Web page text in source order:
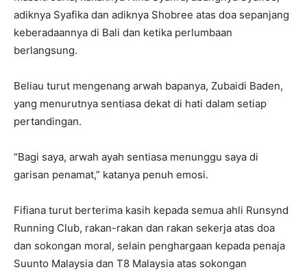
adiknya Syafika dan adiknya Shobree atas doa sepanjang
keberadaannya di Bali dan ketika perlumbaan
berlangsung.
Beliau turut mengenang arwah bapanya, Zubaidi Baden,
yang menurutnya sentiasa dekat di hati dalam setiap
pertandingan.
“Bagi saya, arwah ayah sentiasa menunggu saya di
garisan penamat,” katanya penuh emosi.
Fifiana turut berterima kasih kepada semua ahli Runsynd
Running Club, rakan-rakan dan rakan sekerja atas doa
dan sokongan moral, selain penghargaan kepada penaja
Suunto Malaysia dan T8 Malaysia atas sokongan